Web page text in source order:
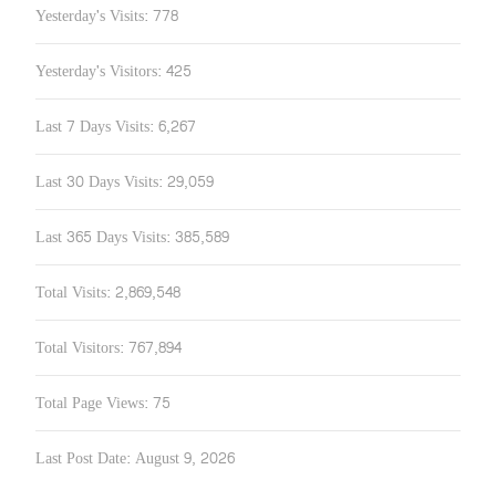
Yesterday's Visits: 778
Yesterday's Visitors: 425
Last 7 Days Visits: 6,267
Last 30 Days Visits: 29,059
Last 365 Days Visits: 385,589
Total Visits: 2,869,548
Total Visitors: 767,894
Total Page Views: 75
Last Post Date: August 9, 2026